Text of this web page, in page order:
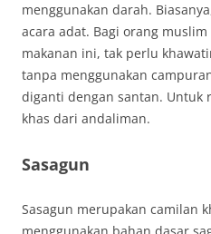
menggunakan darah.
acara adat. Bagi orang
makanan ini, tak perlu
tanpa menggunakan
diganti dengan santan. Untuk
khas dari andaliman.
Sasagun
Sasagun merupakan camilan